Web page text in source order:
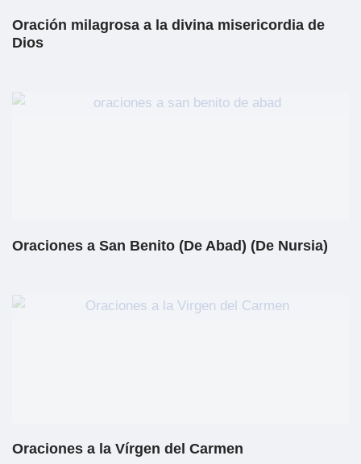
Oración milagrosa a la divina misericordia de
Dios
Oraciones a San Benito (De Abad) (De Nursia)
Oraciones a la Vírgen del Carmen